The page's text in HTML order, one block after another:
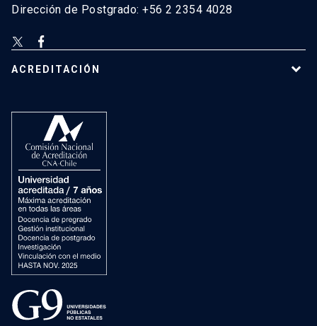
Dirección de Postgrado: +56 2 2354 4028
ACREDITACIÓN